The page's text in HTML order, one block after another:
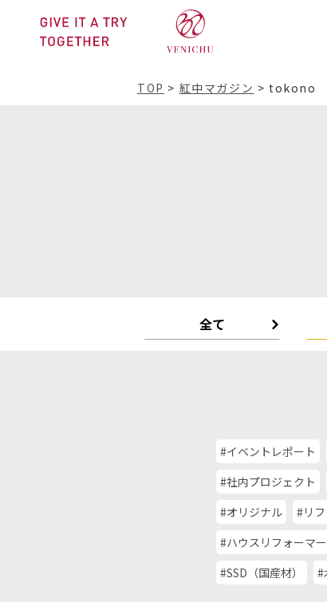
TOP > 紅中マガジン > tokono
全て
#イベントレポート
#社内プロジェクト
#オリジナル
#リ
#ハウスリフォーマ
#SSD（国産材）
#